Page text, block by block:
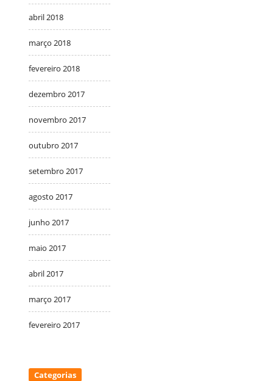
abril 2018
março 2018
fevereiro 2018
dezembro 2017
novembro 2017
outubro 2017
setembro 2017
agosto 2017
junho 2017
maio 2017
abril 2017
março 2017
fevereiro 2017
Categorias